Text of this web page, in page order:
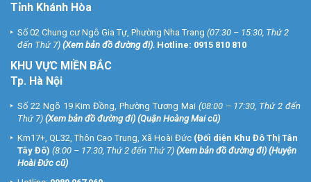
Tỉnh Khánh Hòa
Số 02 Chung cư Ngô Gia Tự, Phường Nha Trang (07:30 – 15:30, Thứ 2
đến Thứ 7) (Xem bản đồ đường đi). Hotline: 0915 810 810
KHU VỰC MIỀN BẮC
Tp. Hà Nội
Số 22 Ngõ 19 Kim Đồng, Phường Tương Mai (08:00 – 17:30, Thứ 2 đến
Thứ 7) (Xem bản đồ đường đi) (Quận Hoàng Mai cũ)
Km17+, QL32, Thôn Cao Trung, Xã Hoài Đức (Đối diện Khu Đô Thị Tân
Tây Đô) (8:00 – 17:30, Thứ 2 đến Thứ 7) (Xem bản đồ đường đi) (Huyện
Hoài Đức cũ)